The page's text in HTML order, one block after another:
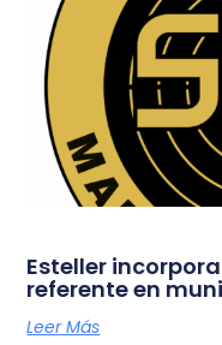
Esteller
referente en
Leer Más